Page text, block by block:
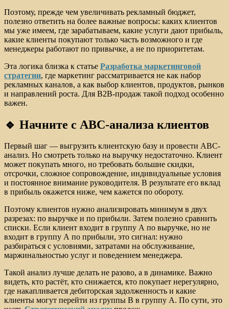
Поэтому, прежде чем увеличивать рекламный бюджет,
полезно ответить на более важные вопросы: каких клиентов
мы уже имеем, где зарабатываем, какие услуги дают прибыль,
какие клиенты покупают только часть возможного и где
менеджеры работают по привычке, а не по приоритетам.
Эта логика близка к статье Разработка маркетинговой
стратегии, где маркетинг рассматривается не как набор
рекламных каналов, а как выбор клиентов, продуктов, рынков
и направлений роста. Для B2B-продаж такой подход особенно
важен.
🔹 Начните с ABC-анализа клиентов
Первый шаг — выгрузить клиентскую базу и провести ABC-
анализ. Но смотреть только на выручку недостаточно. Клиент
может покупать много, но требовать большие скидки,
отсрочки, сложное сопровождение, индивидуальные условия
и постоянное внимание руководителя. В результате его вклад
в прибыль окажется ниже, чем кажется по обороту.
Поэтому клиентов нужно анализировать минимум в двух
разрезах: по выручке и по прибыли. Затем полезно сравнить
списки. Если клиент входит в группу А по выручке, но не
входит в группу А по прибыли, это сигнал: нужно
разбираться с условиями, затратами на обслуживание,
маржинальностью услуг и поведением менеджера.
Такой анализ лучше делать не разово, а в динамике. Важно
видеть, кто растёт, кто снижается, кто покупает нерегулярно,
где накапливается дебиторская задолженность и какие
клиенты могут перейти из группы B в группу А. По сути, это